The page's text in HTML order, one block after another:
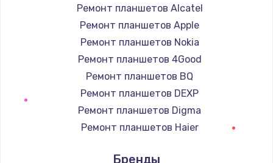
1060 руб.
Заказать
Замена южного моста
2750 руб.
Заказать
Замена контроллера питания
Ремонт планшетов Alcatel
Ремонт планшетов Apple
Ремонт планшетов Nokia
Ремонт планшетов 4Good
Ремонт планшетов BQ
Ремонт планшетов DEXP
Ремонт планшетов Digma
Ремонт планшетов Haier
Бренды